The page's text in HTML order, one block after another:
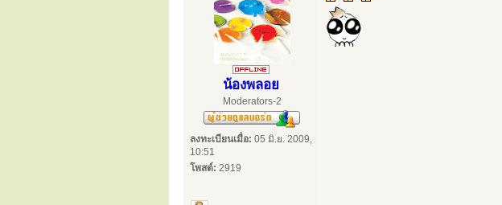
น้องพลอย
Moderators-2
ลงทะเบียนเมื่อ: 05 มิ.ย. 2009,
10:51
โพสต์: 2919